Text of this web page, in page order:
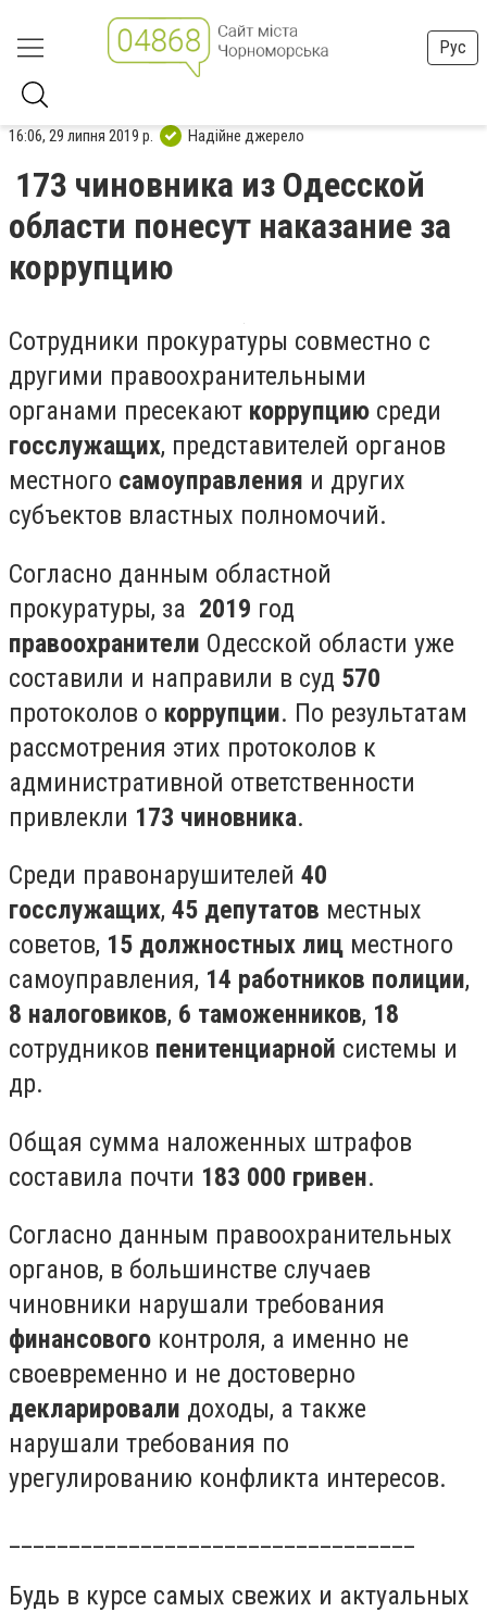
Рус
16:06, 29 липня 2019 р. Надійне джерело
173 чиновника из Одесской
области понесут наказание за
коррупцию
Сотрудники прокуратуры совместно с
другими правоохранительными
органами пресекают коррупцию среди
госслужащих, представителей органов
местного самоуправления и других
субъектов властных полномочий.
Согласно данным областной
прокуратуры, за 2019 год
правоохранители Одесской области уже
составили и направили в суд 570
протоколов о коррупции. По результатам
рассмотрения этих протоколов к
административной ответственности
привлекли 173 чиновника.
Среди правонарушителей 40
госслужащих, 45 депутатов местных
советов, 15 должностных лиц местного
самоуправления, 14 работников полиции,
8 налоговиков, 6 таможенников, 18
сотрудников пенитенциарной системы и
др.
Общая сумма наложенных штрафов
составила почти 183 000 гривен.
Согласно данным правоохранительных
органов, в большинстве случаев
чиновники нарушали требования
финансового контроля, а именно не
своевременно и не достоверно
декларировали доходы, а также
нарушали требования по
урегулированию конфликта интересов.
Будь в курсе самых свежих и актуальных